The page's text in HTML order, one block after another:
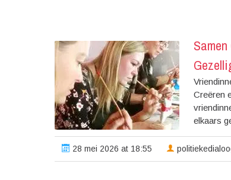
Creëren
elkaars
28 mei 2026 at 18:55